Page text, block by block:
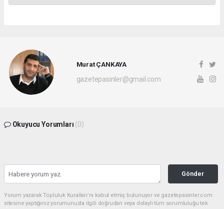
Murat ÇANKAYA
gazetepasinler@gmail.com
Okuyucu Yorumları (0)
Gönder
Yorum yazarak Topluluk Kuralları’nı kabul etmiş bulunuyor ve gazetepasinler.com
sitesine yaptığınız yorumunuzla ilgili doğrudan veya dolaylı tüm sorumluluğu tek